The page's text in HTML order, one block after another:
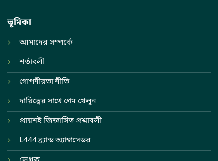
ভূমিকা
আমাদের সম্পর্কে
শর্তাবলী
গোপনীয়তা নীতি
দায়িত্বের সাথে গেম খেলুন
প্রায়শই জিজ্ঞাসিত প্রশ্নাবলী
L444 ব্র্যান্ড অ্যাম্বাসেডর